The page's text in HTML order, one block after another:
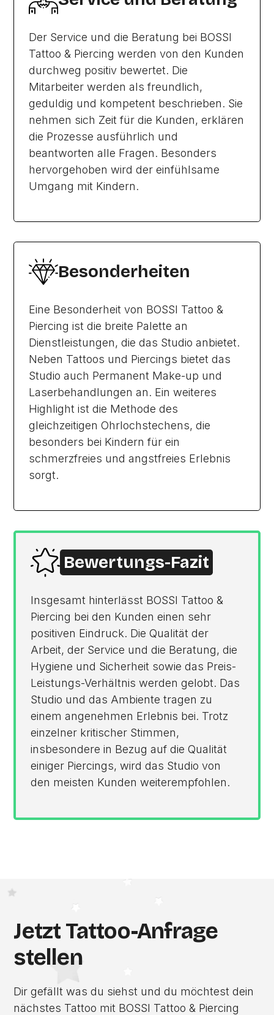
Der Service und die Beratung bei BOSSI
Tattoo & Piercing werden von den Kunden
durchweg positiv bewertet. Die
Mitarbeiter werden als freundlich,
geduldig und kompetent beschrieben. Sie
nehmen sich Zeit für die Kunden, erklären
die Prozesse ausführlich und
beantworten alle Fragen. Besonders
hervorgehoben wird der einfühlsame
Umgang mit Kindern.
Besonderheiten
Eine Besonderheit von BOSSI Tattoo &
Piercing ist die breite Palette an
Dienstleistungen, die das Studio anbietet.
Neben Tattoos und Piercings bietet das
Studio auch Permanent Make-up und
Laserbehandlungen an. Ein weiteres
Highlight ist die Methode des
gleichzeitigen Ohrlochstechens, die
besonders bei Kindern für ein
schmerzfreies und angstfreies Erlebnis
sorgt.
Bewertungs-Fazit
Insgesamt hinterlässt BOSSI Tattoo &
Piercing bei den Kunden einen sehr
positiven Eindruck. Die Qualität der
Arbeit, der Service und die Beratung, die
Hygiene und Sicherheit sowie das Preis-
Leistungs-Verhältnis werden gelobt. Das
Studio und das Ambiente tragen zu
einem angenehmen Erlebnis bei. Trotz
einzelner kritischer Stimmen,
insbesondere in Bezug auf die Qualität
einiger Piercings, wird das Studio von
den meisten Kunden weiterempfohlen.
Jetzt Tattoo-Anfrage
stellen
Dir gefällt was du siehst und du möchtest dein
nächstes Tattoo mit BOSSI Tattoo & Piercing